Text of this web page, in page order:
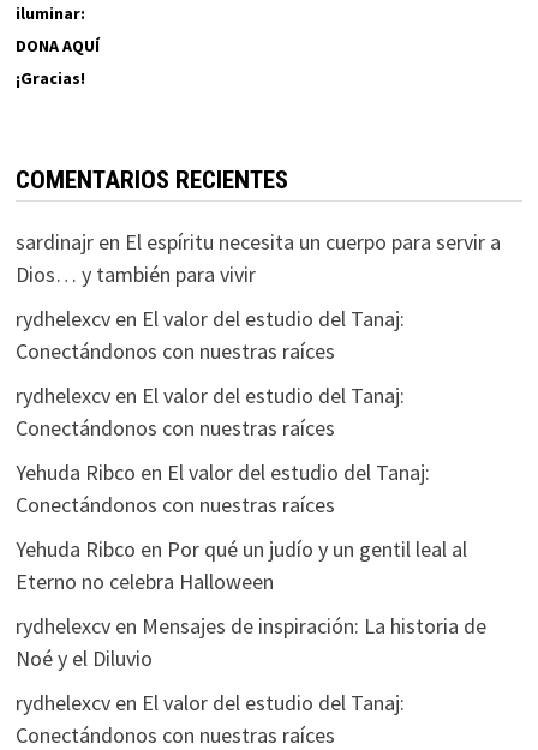
iluminar:
DONA AQUÍ
¡Gracias!
COMENTARIOS RECIENTES
sardinajren El espíritu necesita un cuerpo para servir a
Dios… y también para vivir
rydhelexcven El valor del estudio del Tanaj:
Conectándonos con nuestras raíces
rydhelexcven El valor del estudio del Tanaj:
Conectándonos con nuestras raíces
Yehuda Ribco en El valor del estudio del Tanaj:
Conectándonos con nuestras raíces
Yehuda Ribco en Por qué un judío y un gentil leal al
Eterno no celebra Halloween
rydhelexcven Mensajes de inspiración: La historia de
Noé y el Diluvio
rydhelexcven El valor del estudio del Tanaj:
Conectándonos con nuestras raíces